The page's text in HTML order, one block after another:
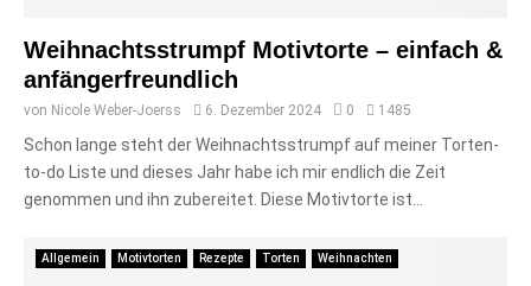
Weihnachtsstrumpf Motivtorte – einfach &
anfängerfreundlich
von Nicole Weber-Joerss 6. Dezember 2024 0 1485
Schon lange steht der Weihnachtsstrumpf auf meiner Torten-
to-do Liste und dieses Jahr habe ich mir endlich die Zeit
genommen und ihn zubereitet. Diese Motivtorte ist...
Allgemein Motivtorten Rezepte Torten Weihnachten